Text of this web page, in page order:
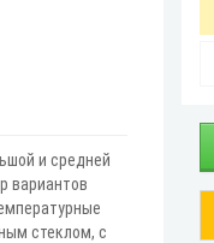
и средней
вариантов
стеклом, с